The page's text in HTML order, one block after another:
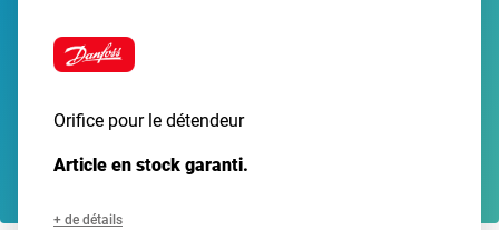
Orifice pour le détendeur
Article en stock garanti.
+ de détails